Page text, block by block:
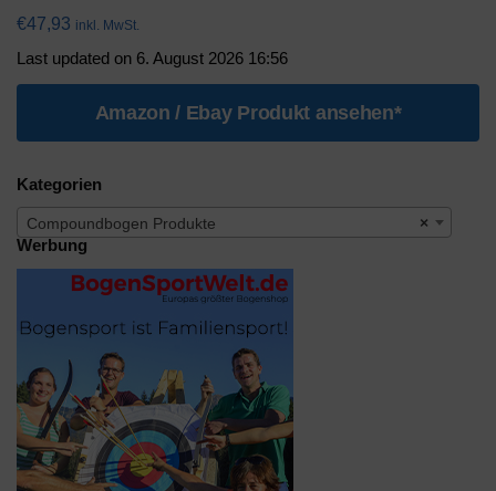
€47,93 inkl. MwSt.
Last updated on 6. August 2026 16:56
Amazon / Ebay Produkt ansehen*
Kategorien
×
Compoundbogen Produkte
Werbung